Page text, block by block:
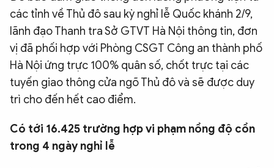
các tỉnh về Thủ đô sau kỳ nghỉ lễ Quốc khánh 2/9,
lãnh đạo Thanh tra Sở GTVT Hà Nội thông tin, đơn
vị đã phối hợp với Phòng CSGT Công an thành phố
Hà Nội ứng trực 100% quân số, chốt trực tại các
tuyến giao thông cửa ngõ Thủ đô và sẽ được duy
trì cho đến hết cao điểm.
Có tới 16.425 trường hợp vi phạm nồng độ cồn
trong 4 ngày nghỉ lễ